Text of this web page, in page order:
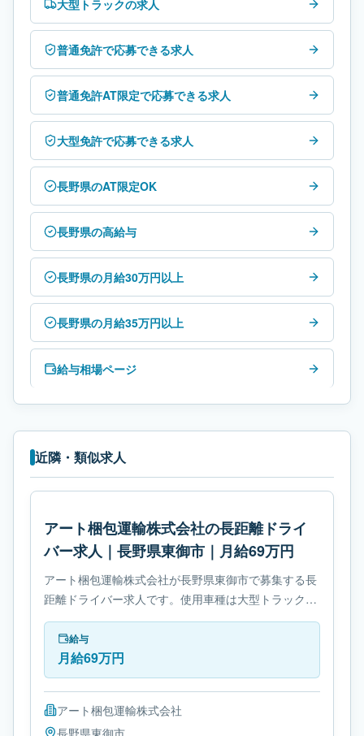
大型トラックの求人
普通免許で応募できる求人
普通免許AT限定で応募できる求人
大型免許で応募できる求人
長野県のAT限定OK
長野県の高給与
長野県の月給30万円以上
長野県の月給35万円以上
給与相場ページ
近隣・類似求人
アート梱包運輸株式会社の長距離ドライ
バー求人｜長野県東御市｜月給69万円
アート梱包運輸株式会社が長野県東御市で募集する長
距離ドライバー求人です。使用車種は大型トラックで
す。勤務時間は- 変形労働時間制です。必要免許は- 大
型自動車免許です。
給与
月給69万円
アート梱包運輸株式会社
長野県東御市